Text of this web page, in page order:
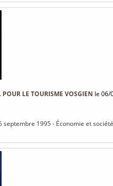
LE TOURISME VOSGIEN le 06/
septembre 1995 - Économie et